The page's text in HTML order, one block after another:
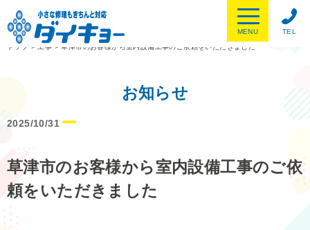
TEL
MENU
トップ
> 工事 >草津市のお客様から室内設備工事のご依頼をいただきました
お知らせ
2025/10/31
草津市のお客様から室内設備工事のご依
頼をいただきました